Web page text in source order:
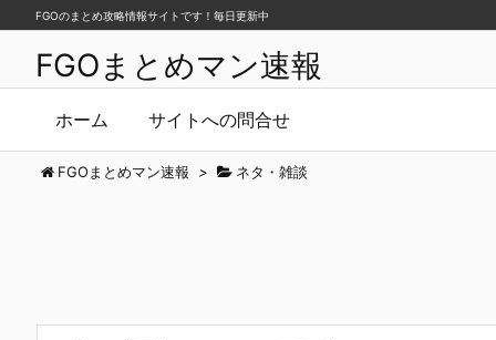
FGOまとめマン速報
ホーム サイトへの問合せ
FGOのまとめ攻略情報サイトです！毎日更新中
FGOまとめマン速報 > ネタ・雑談